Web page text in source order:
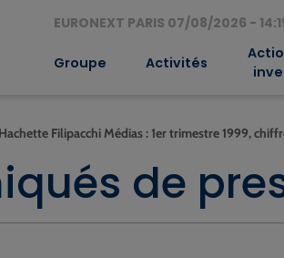
EURONEXT PARIS 07/08/2026 -
Groupe Activités
Hachette Filipacchi Médias : 1er trimestre 1999,
de